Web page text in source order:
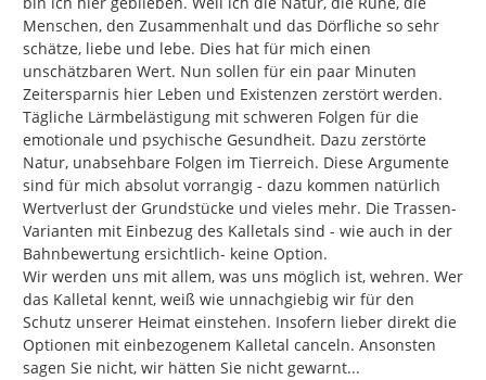
Menschen, den Zusammenhalt und das Dörfliche so sehr
schätze, liebe und lebe. Dies hat für mich einen
unschätzbaren Wert. Nun sollen für ein paar Minuten
Zeitersparnis hier Leben und Existenzen zerstört werden.
Tägliche Lärmbelästigung mit schweren Folgen für die
emotionale und psychische Gesundheit. Dazu zerstörte
Natur, unabsehbare Folgen im Tierreich. Diese Argumente
sind für mich absolut vorrangig - dazu kommen natürlich
Wertverlust der Grundstücke und vieles mehr. Die Trassen-
Varianten mit Einbezug des Kalletals sind - wie auch in der
Bahnbewertung ersichtlich- keine Option.
Wir werden uns mit allem, was uns möglich ist, wehren. Wer
das Kalletal kennt, weiß wie unnachgiebig wir für den
Schutz unserer Heimat einstehen. Insofern lieber direkt die
Optionen mit einbezogenem Kalletal canceln. Ansonsten
sagen Sie nicht, wir hätten Sie nicht gewarnt...